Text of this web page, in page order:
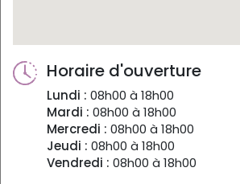
Horaire d'ouverture
Lundi : 08h00 à 18h00
Mardi : 08h00 à 18h00
Mercredi : 08h00 à 18h00
Jeudi : 08h00 à 18h00
Vendredi : 08h00 à 18h00